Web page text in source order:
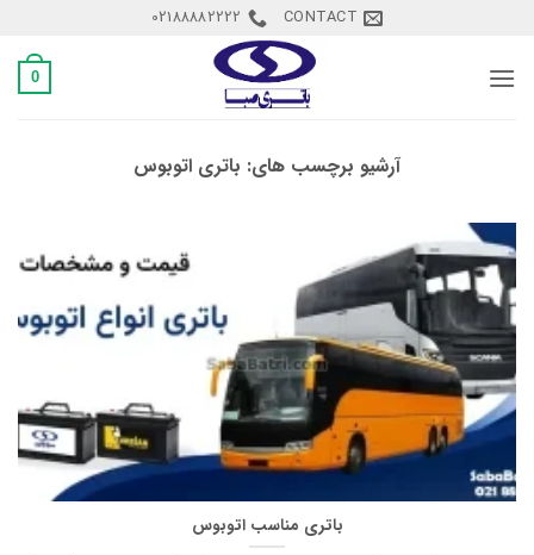
content
CONTACT
02188882222
0
آرشیو برچسب های: باتری اتوبوس
باتری مناسب اتوبوس